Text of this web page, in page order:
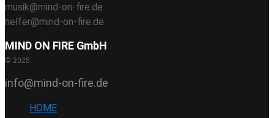
musik@mind-on-fire.de
helfer@mind-on-fire.de
MIND ON FIRE GmbH
© 2025
info@mind-on-fire.de
HOME